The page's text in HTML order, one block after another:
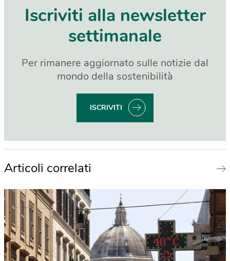
Iscriviti alla newsletter
settimanale
Per rimanere aggiornato sulle notizie dal
mondo della sostenibilità
ISCRIVITI
Articoli correlati